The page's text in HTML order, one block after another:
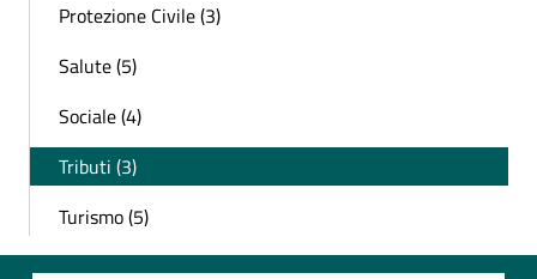
Protezione Civile (3)
Salute (5)
Sociale (4)
Tributi (3)
Turismo (5)